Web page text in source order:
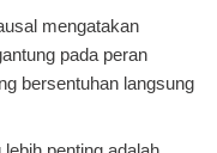
mengatakan
pada peran
bersentuhan langsung